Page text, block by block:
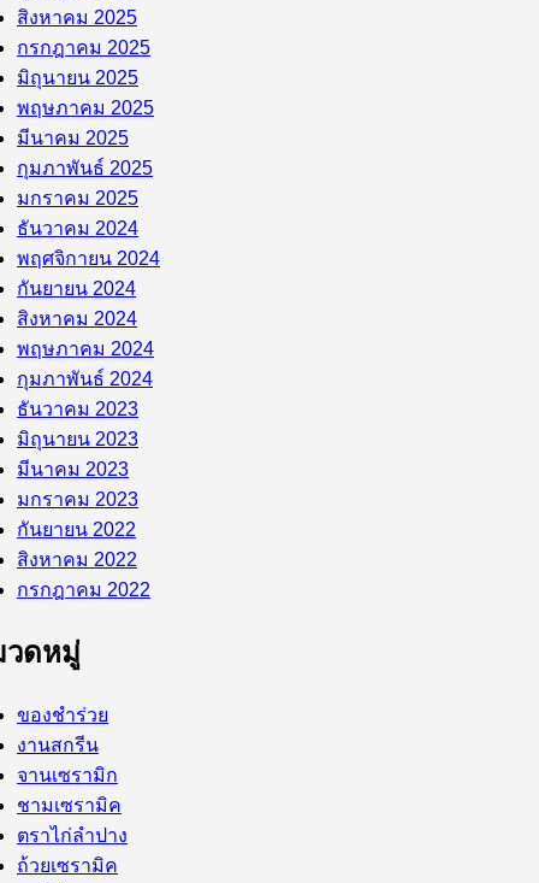
สิงหาคม 2025
กรกฎาคม 2025
มิถุนายน 2025
พฤษภาคม 2025
มีนาคม 2025
กุมภาพันธ์ 2025
มกราคม 2025
ธันวาคม 2024
พฤศจิกายน 2024
กันยายน 2024
สิงหาคม 2024
พฤษภาคม 2024
กุมภาพันธ์ 2024
ธันวาคม 2023
มิถุนายน 2023
มีนาคม 2023
มกราคม 2023
กันยายน 2022
สิงหาคม 2022
กรกฎาคม 2022
ดหมู่
ของชำร่วย
งานสกรีน
จานเซรามิก
ชามเซรามิค
ตราไก่ลำปาง
ถ้วยเซรามิค